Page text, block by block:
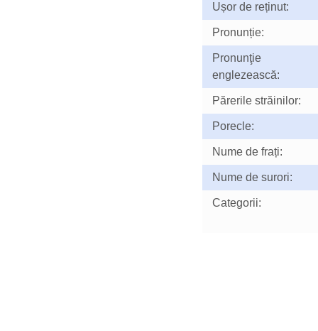
Ușor de reținut:
Pronunție:
Pronunţie
englezească:
Părerile străinilor:
Porecle:
Nume de frați:
Nume de surori:
Categorii: